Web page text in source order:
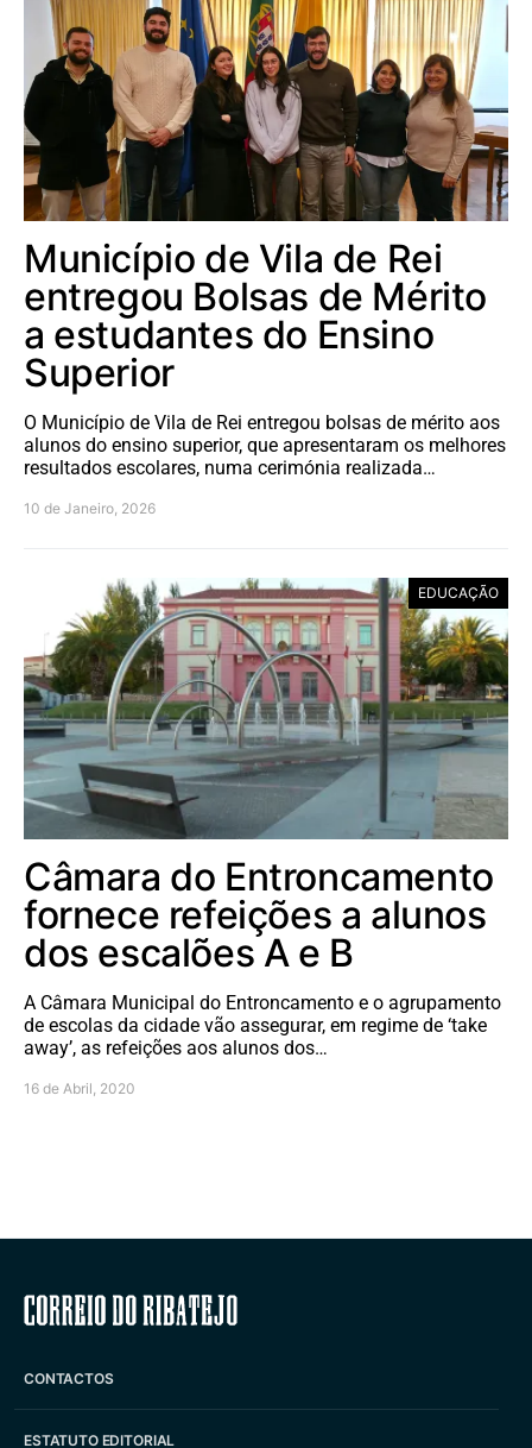
Município de Vila de Rei
entregou Bolsas de Mérito
a estudantes do Ensino
Superior
O Município de Vila de Rei entregou bolsas de mérito aos
alunos do ensino superior, que apresentaram os melhores
resultados escolares, numa cerimónia realizada…
10 de Janeiro, 2026
EDUCAÇÃO
Câmara do Entroncamento
fornece refeições a alunos
dos escalões A e B
A Câmara Municipal do Entroncamento e o agrupamento
de escolas da cidade vão assegurar, em regime de ‘take
away’, as refeições aos alunos dos…
16 de Abril, 2020
Correio do Ribatejo
CONTACTOS
ESTATUTO EDITORIAL